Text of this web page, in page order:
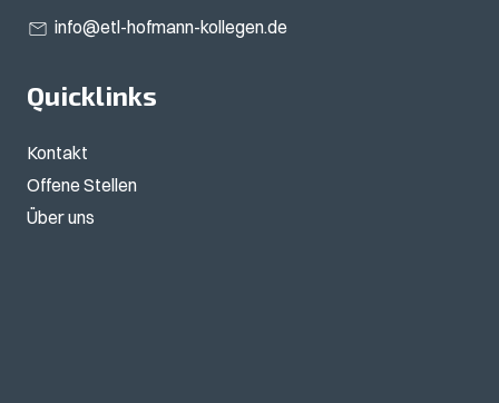
info@etl-hofmann-kollegen.de
Quicklinks
Kontakt
Offene Stellen
Über uns